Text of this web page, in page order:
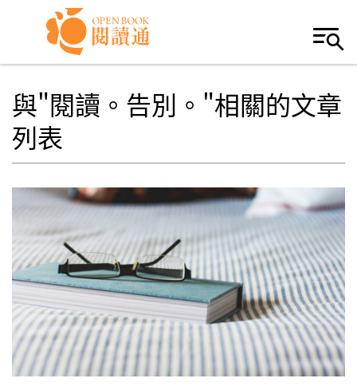
Skip to navigation
移至主內容
與"閱讀。告別。"相關的文章
列表